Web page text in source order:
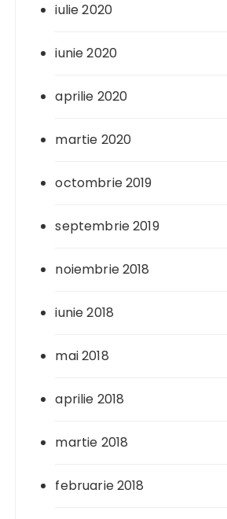
iulie 2020
iunie 2020
aprilie 2020
martie 2020
octombrie 2019
septembrie 2019
noiembrie 2018
iunie 2018
mai 2018
aprilie 2018
martie 2018
februarie 2018